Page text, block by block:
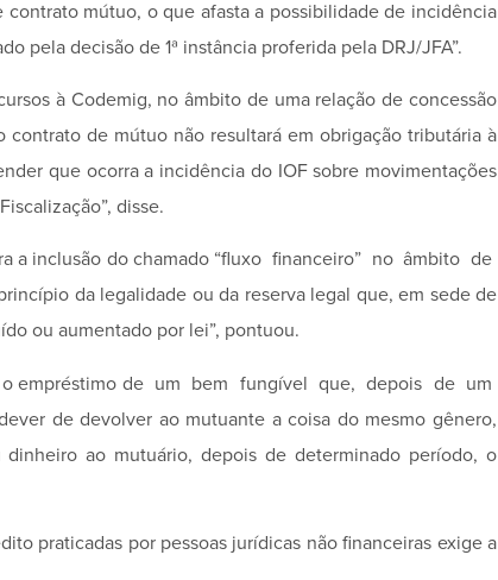
mútuo, o que afasta a possibilidade de incidência
decisão de 1ª instância proferida pela DRJ/JFA”.
à Codemig, no âmbito de uma relação de concessão
de mútuo não resultará em obrigação tributária à
que ocorra a incidência do IOF sobre movimentações
disse.
a inclusão do chamado “fluxo financeiro” no âmbito de
da legalidade ou da reserva legal que, em sede de
ou aumentado por lei”, pontuou.
o empréstimo de um bem fungível que, depois de um
de devolver ao mutuante a coisa do mesmo gênero,
ao mutuário, depois de determinado período, o
praticadas por pessoas jurídicas não ­financeiras exige a